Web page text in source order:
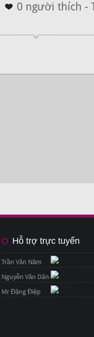
0 người thích -
Hỗ trợ trực tuyến
Trần Văn Năm
Nguyễn Văn Dân
Mr Đặng Điệp